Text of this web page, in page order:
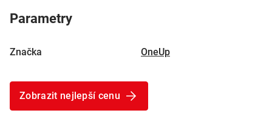
Parametry
Značka OneUp
Zobrazit nejlepší cenu